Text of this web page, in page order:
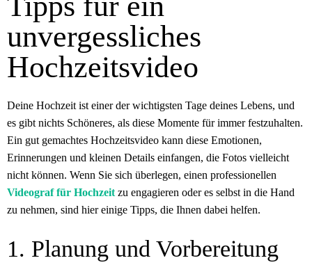
unvergessliches
Hochzeitsvideo
Deine Hochzeit ist einer der wichtigsten Tage deines Lebens, und
es gibt nichts Schöneres, als diese Momente für immer festzuhalten.
Ein gut gemachtes Hochzeitsvideo kann diese Emotionen,
Erinnerungen und kleinen Details einfangen, die Fotos vielleicht
nicht können. Wenn Sie sich überlegen, einen professionellen
Videograf für Hochzeit zu engagieren oder es selbst in die Hand
zu nehmen, sind hier einige Tipps, die Ihnen dabei helfen.
1. Planung und Vorbereitung